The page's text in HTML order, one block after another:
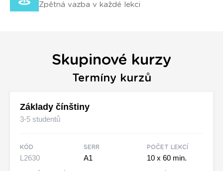
Zpětná vazba v každé lekci
Skupinové kurzy
Termíny kurzů
Základy čínštiny
3-5 studentů
KÓD
L2630
SERR
A1
POČET LEKCÍ
10 x 60 min.